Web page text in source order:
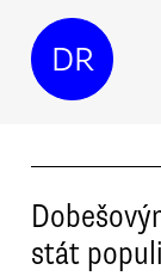
DR
stát